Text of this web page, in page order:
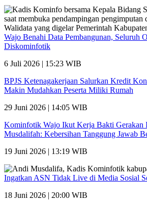
Wajo Benahi Data Pembangunan, Seluruh
Diskominfotik
6 Juli 2026 | 15:23 WIB
BPJS Ketenagakerjaan Salurkan Kredit
Makin Mudahkan Peserta Miliki Rumah
29 Juni 2026 | 14:05 WIB
Kominfotik Wajo Ikut Kerja Bakti Gerakan
Musdalifah: Kebersihan Tanggung Jawab
19 Juni 2026 | 13:19 WIB
Ingatkan ASN Tidak Live di Media Sosial
18 Juni 2026 | 20:00 WIB